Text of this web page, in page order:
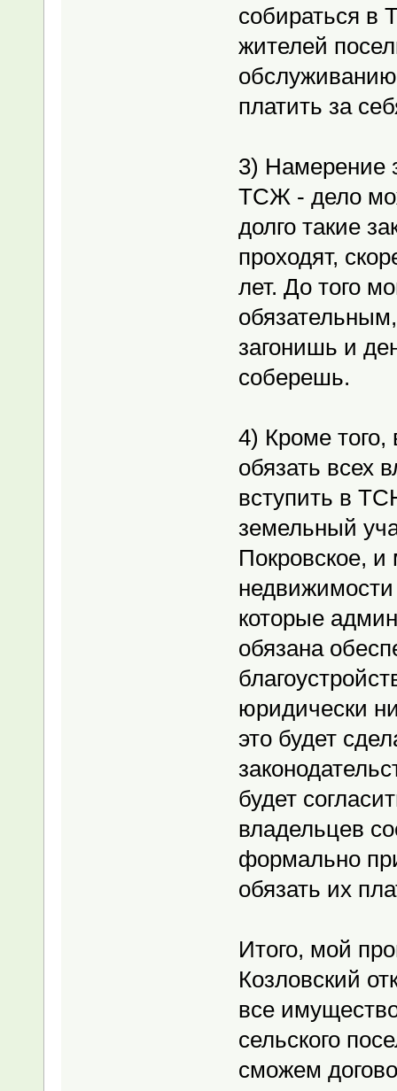
собираться в
жителей
обслуживанию
платить за
3) Намерение
ТСЖ - дело
долго такие
проходят,
лет. До того
загонишь и
соберешь.
4) Кроме
обязать всех
вступить в
земельный
Покровское,
которые
обязана
юридически
это будет
будет
владельцев
формально
обязать их
Итого, мой
Козловский
все
сельского
сможем